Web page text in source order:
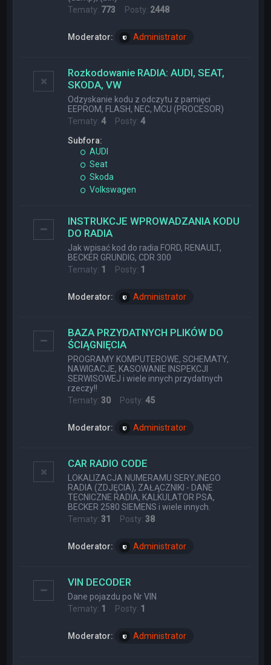
Tematy: 773 Posty: 2448
Moderator: Administrator
Rozkodowanie RADIA: AUDI, SEAT,
SKODA, VW
Odzyskanie kodu z odczytu z pamięci
EEPROM, FLASH, NEC, MCU (PROCESOR)
Tematy:4Posty:4
Subfora:
AUDI
Seat
Skoda
Volkswagen
INSTRUKCJE WPROWADZANIA KODU
DO RADIA
Jak wpisać kod do radia FORD, RENAULT,
BECKER GRUNDIG, CDR 300
Tematy: 1 Posty: 1
Moderator: Administrator
BAZA PRZYDATNYCH PLIKÓW DO
ŚCIĄGNIĘCIA
PROGRAMY KOMPUTEROWE, SCHEMATY,
NAWIGACJE, KASOWANIE INSPEKCJI
SERWISOWEJ i wiele innych przydatnych
rzeczy!!
Tematy:30 Posty:45
Moderator: Administrator
CAR RADIO CODE
LOKALIZACJA NUMERAMU SERYJNEGO
RADIA (ZDJĘCIA), ZAŁĄCZNIKI - DANE
TECNICZNE RADIA, KALKULATOR PSA,
BECKER 2580 SIEMENS i wiele innych.
Tematy:31 Posty:38
Moderator: Administrator
VIN DECODER
Dane pojazdu po Nr VIN
Tematy: 1 Posty: 1
Moderator: Administrator